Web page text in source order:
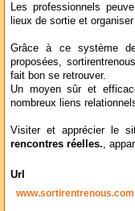
Les professionnels
lieux de sortie et
Grâce à ce système
proposées,
fait bon se retrouver.
Un moyen sûr et
nombreux liens
Visiter et apprécier le
rencontres réelles.,
Url
www.sortirentrenous.com